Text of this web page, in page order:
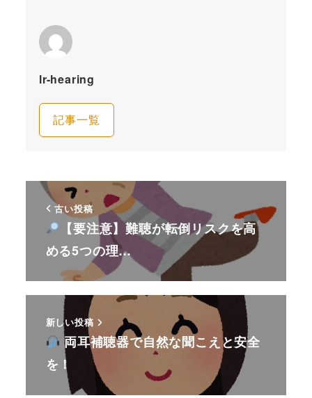
lr-hearing
記事一覧
古い投稿
【要注意】難聴が転倒リスクを高
める5つの理…
新しい投稿
両耳補聴器で自然な聞こえと安全
を！